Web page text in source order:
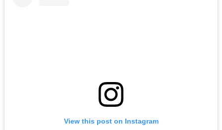
View this post on Instagram